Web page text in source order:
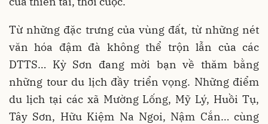
Từ những đặc trưng của vùng đất, từ những nét
văn hóa đậm đà không thể trộn lẫn của các
DTTS… Kỳ Sơn đang mời bạn về thăm bằng
những tour du lịch đầy triển vọng. Những điểm
du lịch tại các xã Mường Lống, Mỹ Lý, Huồi Tụ,
Tây Sơn, Hữu Kiệm Na Ngoi, Nậm Cắn… cùng